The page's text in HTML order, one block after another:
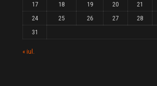
17
18 19 20 21
24
25 26 27 28
31
« iul.